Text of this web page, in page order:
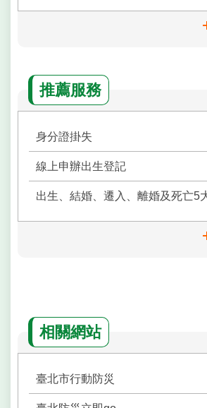
推薦服務
身分證掛失
線上申辦出生登記
相關網站
臺北市行動防災